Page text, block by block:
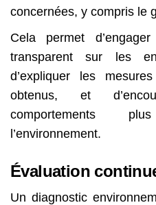
concernées, y compris le
Cela permet
transparent sur les
d’expliquer les
obtenus, et
comportements
l’environnement.
Évaluation
Un diagnostic